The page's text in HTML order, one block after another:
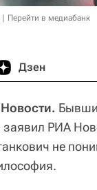
Перейти в медиабанк
Дзен
РИА
не